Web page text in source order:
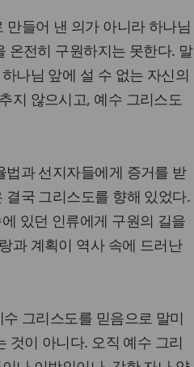
만들어 낸 의가 아니라 하나님
온전히 구원하지는 못한다. 말
나님 앞에 설 수 없는 자신의
지 않으시고, 예수 그리스도
법과 선지자들에게 증거를 받
결국 그리스도를 향해 있었다.
있던 인류에게 구원의 길을
과 계획이 역사 속에 드러난
그리스도를 믿음으로 말미
것이 아니다. 오직 예수 그리